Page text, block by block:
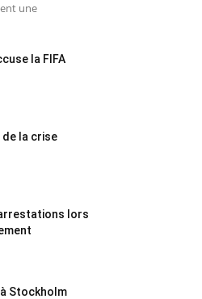
une
la FIFA
la crise
lors
Stockholm